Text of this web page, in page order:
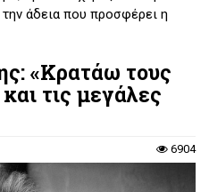
άδεια που προσφέρει η
Μια οντολογική
«Κρατάω τους
τις μεγάλες
6904